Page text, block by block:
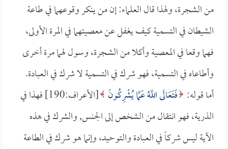
من الشجرة، ولهذا قال العلماء: إن من ينكر وقوعهما في طاعة
الشيطان في التسمية كيف يغفل عن معصيتهما في المرة الأولى،
فهما وقعا في المعصية وأكلا من الشجرة، وسول لهما مرة أخرى
وأطاعاه في التسمية، فهو شرك في التسمية لا شرك في العبادة.
أما قوله: فَتَعَالَى اللَّهُ عَمَّا يُشْرِكُونَ
[الأعراف:190] فهذا في
الذرية، فهو انتقال من الشخص إلى الجنس, والشرك في هذه
الآية ليس شركاً في العبادة والتوحيد، وإنما هو شرك في الطاعة